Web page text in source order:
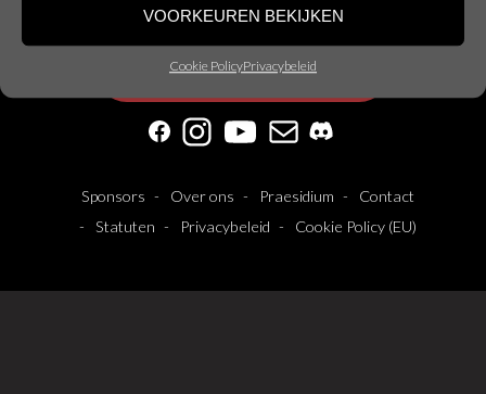
VOORKEUREN BEKIJKEN
Cookie PolicyPrivacybeleid
Abonneer op onze nieuwsbrief!
Facebook
Instagram
YouTube
Mail Discord
Sponsors Over ons Praesidium
Contact
Statuten
Privacybeleid Cookie Policy (EU)